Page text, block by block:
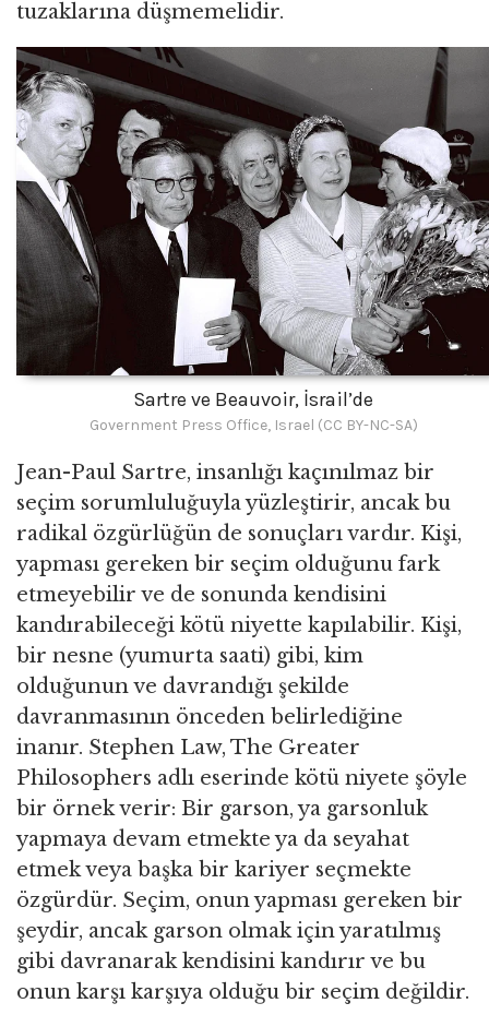
tuzaklarına düşmemelidir.
Sartre ve Beauvoir, İsrail’de
Government Press Office, Israel (CC BY-NC-SA)
Jean-Paul Sartre, insanlığı kaçınılmaz bir
seçim sorumluluğuyla yüzleştirir, ancak bu
radikal özgürlüğün de sonuçları vardır. Kişi,
yapması gereken bir seçim olduğunu fark
etmeyebilir ve de sonunda kendisini
kandırabileceği kötü niyette kapılabilir. Kişi,
bir nesne (yumurta saati) gibi, kim
olduğunun ve davrandığı şekilde
davranmasının önceden belirlediğine
inanır. Stephen Law, The Greater
Philosophers adlı eserinde kötü niyete şöyle
bir örnek verir: Bir garson, ya garsonluk
yapmaya devam etmekte ya da seyahat
etmek veya başka bir kariyer seçmekte
özgürdür. Seçim, onun yapması gereken bir
şeydir, ancak garson olmak için yaratılmış
gibi davranarak kendisini kandırır ve bu
onun karşı karşıya olduğu bir seçim değildir.